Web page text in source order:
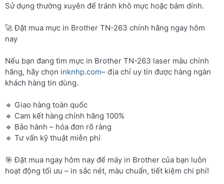
Sử dụng thường xuyên để tránh khô mực hoặc bám dính.
🚀 Đặt mua mực in Brother TN-263 chính hãng ngay hôm
nay
Nếu bạn đang tìm mực in Brother TN-263 laser màu chính
hãng, hãy chọn inknhp.com– địa chỉ uy tín được hàng ngàn
khách hàng tin dùng.
🔹 Giao hàng toàn quốc
🔹 Cam kết hàng chính hãng 100%
🔹 Bảo hành – hóa đơn rõ ràng
🔹 Tư vấn kỹ thuật miễn phí
🎯 Đặt mua ngay hôm nay để máy in Brother của bạn luôn
hoạt động tối ưu – in sắc nét, màu chuẩn, tiết kiệm chi phí!